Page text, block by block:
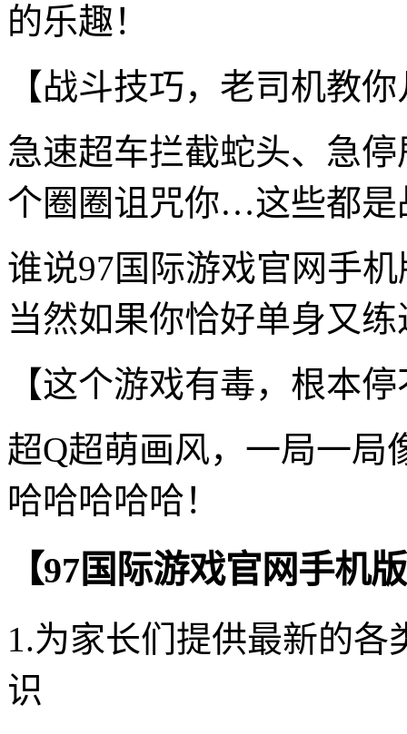
的乐趣！
【战斗技巧，老司机教
急速超车拦截蛇头、急
个圈圈诅咒你…这些都是
谁说97国际游戏官网手
当然如果你恰好单身又
【这个游戏有毒，根本
超Q超萌画风，一局一局
哈哈哈哈哈！
【97国际游戏官网手机
1.为家长们提供最新的
识